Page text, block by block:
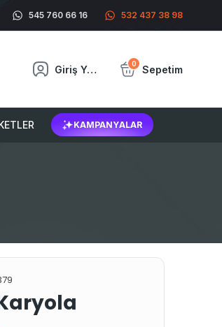
545 760 66 16 532 437 38 98
Giriş Yap 0 Sepetim
KAMPANYALAR